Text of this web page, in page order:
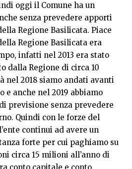
oggi il Comune ha un
senza prevedere apporti
Regione Basilicata. Piace
Regione Basilicata era
infatti nel 2013 era stato
dalla Regione di circa 10
nel 2018 siamo andati avanti
e anche nel 2019 abbiamo
previsione senza prevedere
Quindi con le forze del
continui ad avere un
forte per cui paghiamo su
circa 15 milioni all’anno di